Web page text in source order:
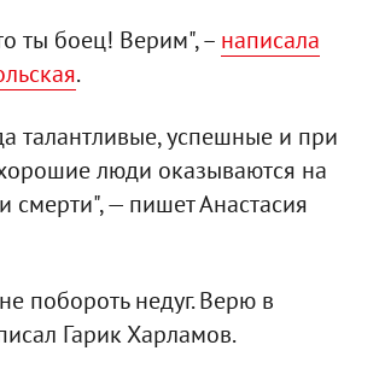
ты боец! Верим", – написала
.
талантливые, успешные и при
люди оказываются на
смерти", — пишет Анастасия
побороть недуг. Верю в
Гарик Харламов.